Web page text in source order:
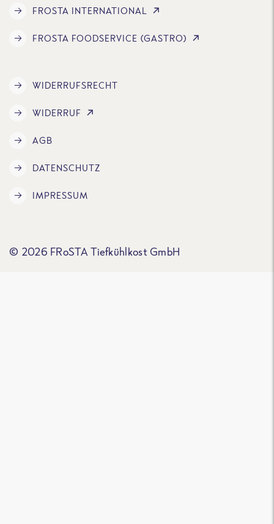
FROSTA INTERNATIONAL
FROSTA FOODSERVICE (GASTRO)
WIDERRUFSRECHT
WIDERRUF
AGB
DATENSCHUTZ
IMPRESSUM
© 2026 FRoSTA Tiefkühlkost GmbH